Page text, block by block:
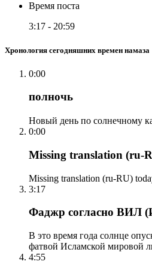
Время поста
3:17 - 20:59
Хронология сегодняшних времен намаза
0:00
полночь
0:00
Missing translation (ru-
Missing translation (ru-RU)
3:17
Фаджр согласно ВИЛ
В это время года солнце
фатвой Исламской мировой
4:55